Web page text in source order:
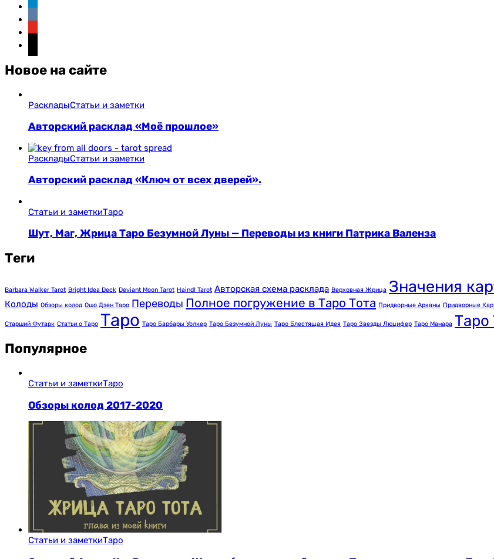
Новое на сайте
РаскладыСтатьи и заметки
Авторский расклад «Моё прошлое»
РаскладыСтатьи и заметки
Авторский расклад «Ключ от всех дверей».
Статьи и заметкиТаро
Шут, Маг, Жрица Таро Безумной Луны — Переводы из книги Патрика Валенза
Теги
Barbara Walker Tarot Bright Idea Deck Deviant Moon Tarot Haindl Tarot Авторская схема расклада Верховная Жрица Значения
Колоды Обзоры колод Ошо Дзен Таро Переводы Полное погружение в Таро Тота Придворные Арканы Придворные
Старший Футарк Статьи о Таро Таро Таро Барбары Уолкер Таро Безумной Луны Таро Блестящая Идея Таро Звезды Люцифер Таро Манара Таро
Популярное
Статьи и заметкиТаро
Обзоры колод 2017-2020
Статьи и заметкиТаро